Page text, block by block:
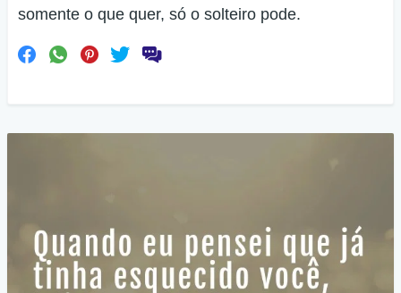
somente o que quer, só o solteiro pode.